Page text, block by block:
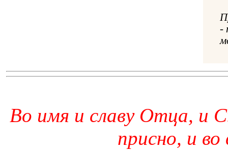
-
Во имя и славу Отца, и
присно, и во